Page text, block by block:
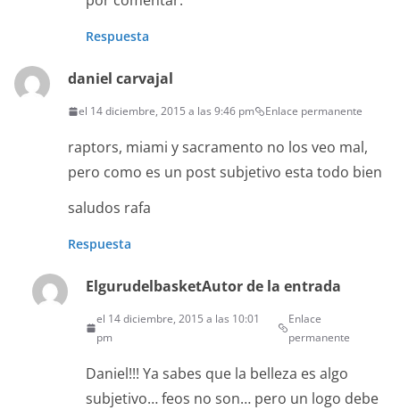
Respuesta
daniel carvajal
el 14 diciembre, 2015 a las 9:46 pm Enlace permanente
raptors, miami y sacramento no los veo mal,
pero como es un post subjetivo esta todo bien
saludos rafa
Respuesta
ElgurudelbasketAutor de la entrada
el 14 diciembre, 2015 a las 10:01
pm
Enlace
permanente
Daniel!!! Ya sabes que la belleza es algo
subjetivo… feos no son… pero un logo debe